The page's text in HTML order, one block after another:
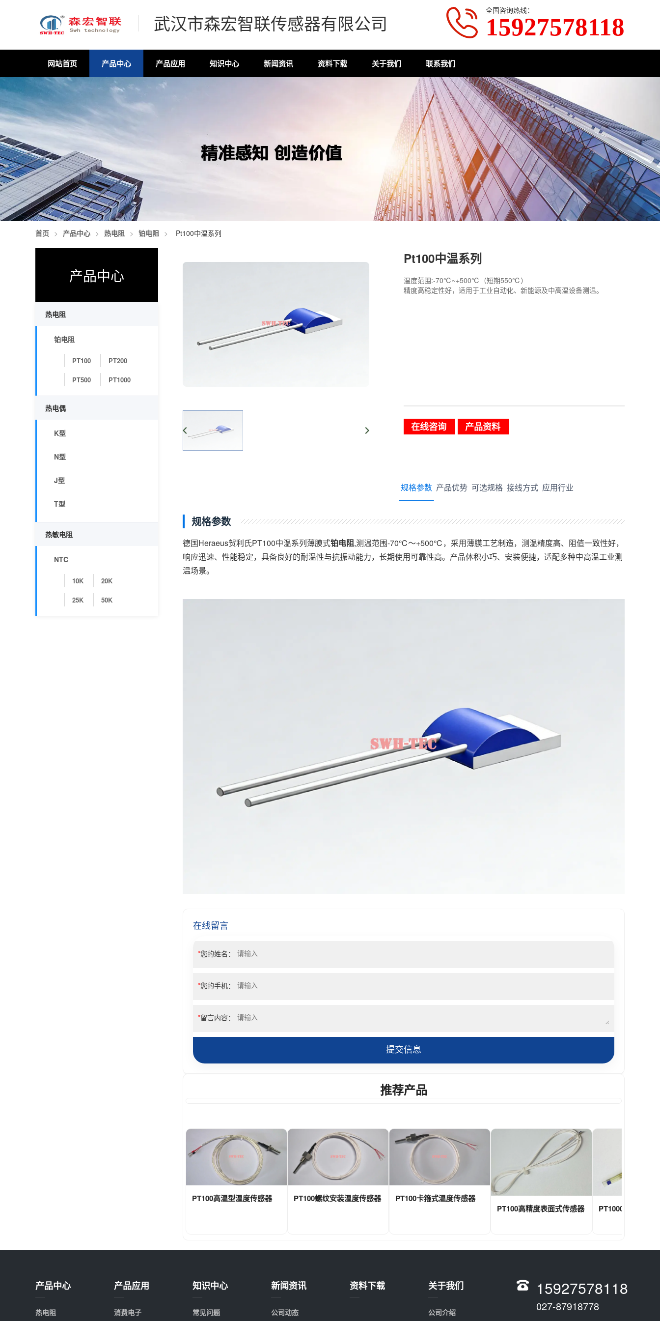
武汉市森宏智联传感器有限公司
全国咨询热线：
15927578118
网站首页 产品中心 产品应用 知识中心 新闻资讯 资料下载 关于我们 联系我们
首页 > 产品中心 > 热电阻 > 铂电阻 > Pt100中温系列
产品中心
热电阻
铂电阻
PT100 PT200
PT500 PT1000
热电偶
K型
N型
J型
T型
热敏电阻
NTC
10K 20K
25K 50K
Pt100中温系列
温度范围:-70℃~+500℃（短期550℃）
精度高稳定性好，适用于工业自动化、新能源及中高温设备测温。
在线咨询 产品资料
规格参数 产品优势 可选规格 接线方式 应用行业
规格参数
德国Heraeus贺利氏PT100中温系列薄膜式铂电阻,测温范围-70℃～+500℃，采用薄膜工艺制造，测温精度高、阻值一致性好，
响应迅速、性能稳定，具备良好的耐温性与抗振动能力，长期使用可靠性高。产品体积小巧、安装便捷，适配多种中高温工业测
温场景。
在线留言
*您的姓名：
*您的手机：
*留言内容：
提交信息
推荐产品
PT100高温型温度传感器 PT100螺纹安装温度传感器
PT100卡箍式温度传感器
PT100高精度表面式传感器
PT1000表面式温
产品中心
热电阻
产品应用
消费电子
知识中心
常见问题
新闻资讯
公司动态
资料下载 关于我们
公司介绍
15927578118
027-87918778